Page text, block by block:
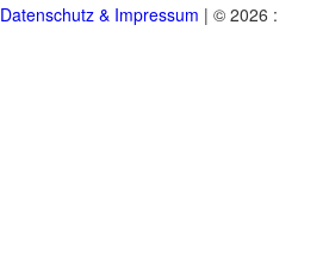
Datenschutz & Impressum | © 2026 :